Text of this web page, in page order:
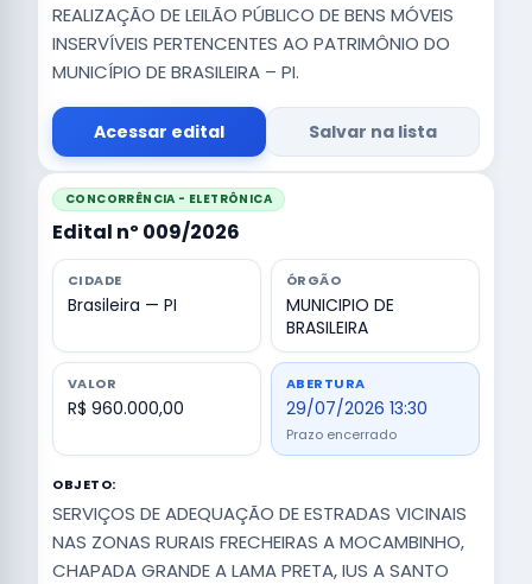
REALIZAÇÃO DE LEILÃO PÚBLICO DE BENS MÓVEIS
INSERVÍVEIS PERTENCENTES AO PATRIMÔNIO DO
MUNICÍPIO DE BRASILEIRA – PI.
Acessar edital Salvar na lista
CONCORRÊNCIA - ELETRÔNICA
Edital nº 009/2026
CIDADE
Brasileira — PI
ÓRGÃO
MUNICIPIO DE
BRASILEIRA
VALOR
R$ 960.000,00
ABERTURA
29/07/2026 13:30
Prazo encerrado
OBJETO:
SERVIÇOS DE ADEQUAÇÃO DE ESTRADAS VICINAIS
NAS ZONAS RURAIS FRECHEIRAS A MOCAMBINHO,
CHAPADA GRANDE A LAMA PRETA, IUS A SANTO